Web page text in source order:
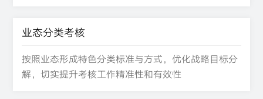
业态分类考核
按照业态形成特色分类标准与方式，优化战略目标分
解，切实提升考核工作精准性和有效性